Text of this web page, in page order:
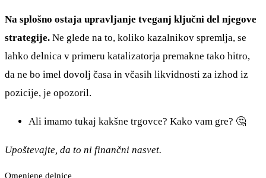
Na splošno ostaja upravljanje tveganj ključni del njegove
strategije. Ne glede na to, koliko kazalnikov spremlja, se
lahko delnica v primeru katalizatorja premakne tako hitro,
da ne bo imel dovolj časa in včasih likvidnosti za izhod iz
pozicije, je opozoril.
Ali imamo tukaj kakšne trgovce? Kako vam gre? 🤔
Upoštevajte, da to ni finančni nasvet.
Omenjene delnice